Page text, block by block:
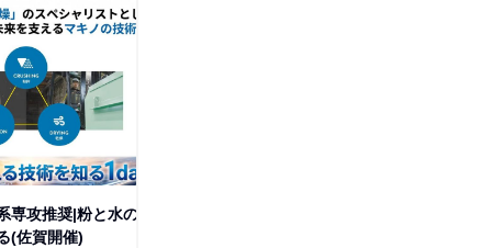
専攻推奨|粉と水の
(佐賀開催)